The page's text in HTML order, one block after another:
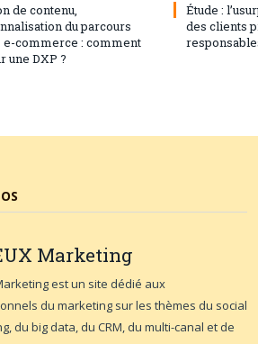
de contenu,
du parcours
e-commerce : comment
une DXP ?
Étude :
des clients
Marketing
est un site dédié aux
du marketing sur les thèmes du social
du big data, du CRM, du multi-canal et de